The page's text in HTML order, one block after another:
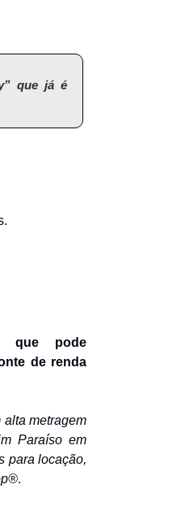
que já é
que pode
de renda
alta metragem
Paraíso em
para locação,
.